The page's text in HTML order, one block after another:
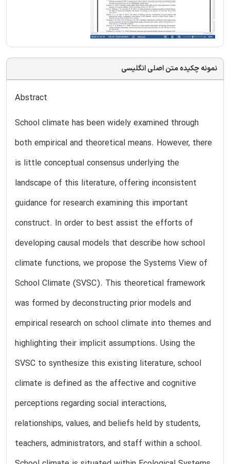
نمونه چکیده متن اصلی انگلیسی
Abstract
School climate has been widely examined through
both empirical and theoretical means. However, there
is little conceptual consensus underlying the
landscape of this literature, offering inconsistent
guidance for research examining this important
construct. In order to best assist the efforts of
developing causal models that describe how school
climate functions, we propose the Systems View of
School Climate (SVSC). This theoretical framework
was formed by deconstructing prior models and
empirical research on school climate into themes and
highlighting their implicit assumptions. Using the
SVSC to synthesize this existing literature, school
climate is defined as the affective and cognitive
perceptions regarding social interactions,
relationships, values, and beliefs held by students,
teachers, administrators, and staff within a school.